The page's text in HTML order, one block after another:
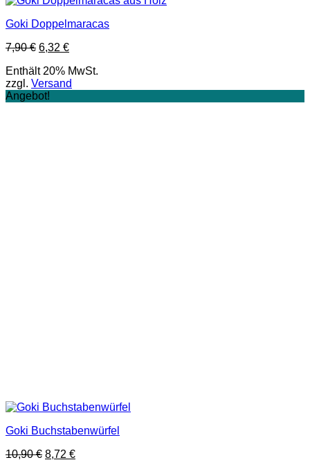
Goki Doppelmaracas
7,90€ Ursprünglicher
war:
7,90 €
6,32 €Aktueller
ist:
6,32 €.
Enthält 20% MwSt.
zzgl. Versand
Angebot!
Goki Buchstabenwürfel
10,90€ Ursprünglicher
8,72 €Aktueller